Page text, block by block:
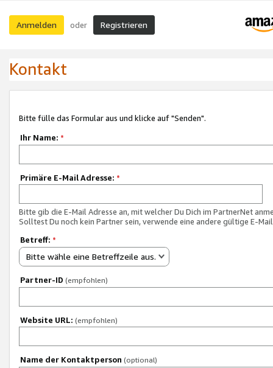
Anmelden oder Registrieren
Kontakt
Bitte fülle das Formular aus und klicke auf "Senden".
Ihr Name: *
Primäre E-Mail Adresse: *
Bitte gib die E-Mail Adresse an, mit welcher Du Dich im PartnerNet
Solltest Du noch kein Partner sein, verwende eine andere gültige E-
Betreff: *
Bitte wähle eine Betreffzeile aus.
Partner-ID (empfohlen)
Website URL: (empfohlen)
Name der Kontaktperson (optional)